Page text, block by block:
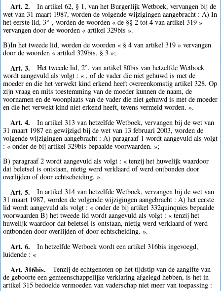
Art. 2.
In artikel 62, § 1, van het Burgerlijk Wetboek, vervangen bij de
wet van 31 maart 1987, worden de volgende wijzigingen aangebracht : A) In
het eerste lid, 3°-, worden de woorden « de §§ 2 tot 4 van artikel 319 »
vervangen door de woorden « artikel 329bis ».
B)In het tweede lid, worden de woorden « § 4 van artikel 319 » vervangen
door de woorden « artikel 329bis, § 3 »;
Art. 3.
Het tweede lid, 2°, van artikel 80bis van hetzelfde Wetboek
wordt aangevuld als volgt : « , of de vader die niet gehuwd is met de
moeder en die het verwekt kind erkend heeft overeenkomstig artikel 328. Op
zijn vraag en mits toestemming van de moeder kunnen de naam, de
voornamen en de woonplaats van de vader die niet gehuwd is met de moeder
en die het verwekt kind niet erkend heeft, tevens vermeld worden. ».
Art. 4.
In artikel 313 van hetzelfde Wetboek, vervangen bij de wet van
31 maart 1987 en gewijzigd bij de wet van 13 februari 2003, worden de
volgende wijzigingen aangebracht : A) paragraaf 1 wordt aangevuld als volgt
: « onder de bij artikel 329bis bepaalde voorwaarden. »;
B) paragraaf 2 wordt aangevuld als volgt : « tenzij het huwelijk waardoor
dat beletsel is ontstaan, nietig werd verklaard of werd ontbonden door
overlijden of door echtscheiding. ».
Art. 5.
In artikel 314 van hetzelfde Wetboek, vervangen bij de wet van
31 maart 1987, worden de volgende wijzigingen aangebracht : A) het eerste
lid wordt aangevuld als volgt : « onder de bij artikel 332quinquies bepaalde
voorwaarden B) het tweede lid wordt aangevuld als volgt : « tenzij het
huwelijk waardoor dat beletsel is ontstaan, nietig werd verklaard of werd
ontbonden door overlijden of door echtscheiding. ».
Art. 6.
In hetzelfde Wetboek wordt een artikel 316bis ingevoegd,
luidende : «
Art. 316bis.
Tenzij de echtgenoten op het tijdstip van de aangifte van
de geboorte een gemeenschappelijke verklaring afgelegd hebben, is het in
artikel 315 bedoelde vermoeden van vaderschap niet meer van toepassing :